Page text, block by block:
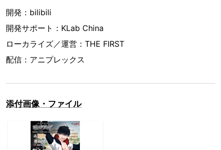
開発：bilibili
開発サポート：KLab China
ローカライズ／運営：THE FIRST
配信：アニプレックス
添付画像・ファイル